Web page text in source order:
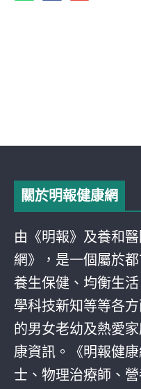
關於明報健康網
由《明報》及養和
網》，是一個屬於
養生保健、均衡生
學科技新知等等各
的男女老幼及熱愛
康資訊。《明報健
士、物理治療師、